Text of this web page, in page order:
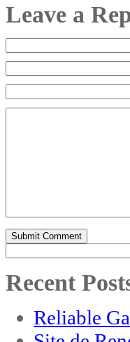
Leave a
for:
Recent
Reliable